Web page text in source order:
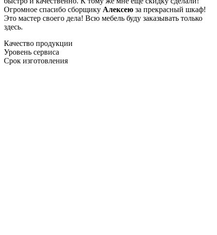
Огромное спасибо сборщику Алексею за прекрасный шкаф!
Это мастер своего дела! Всю мебель буду заказывать только
здесь.
Качество продукции
Уровень сервиса
Срок изготовления